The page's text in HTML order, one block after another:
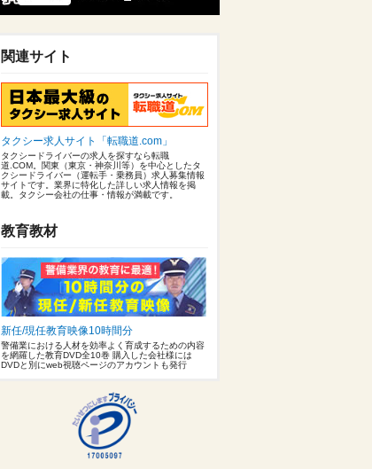
関連サイト
タクシー求人サイト「転職道.com」
タクシードライバーの求人を探すなら転職
道.COM。関東（東京・神奈川等）を中心としたタ
クシードライバー（運転手・乗務員）求人募集情報
サイトです。業界に特化した詳しい求人情報を掲
載。タクシー会社の仕事・情報が満載です。
教育教材
新任/現任教育映像10時間分
警備業における人材を効率よく育成するための内容
を網羅した教育DVD全10巻 購入した会社様には
DVDと別にweb視聴ページのアカウントも発行